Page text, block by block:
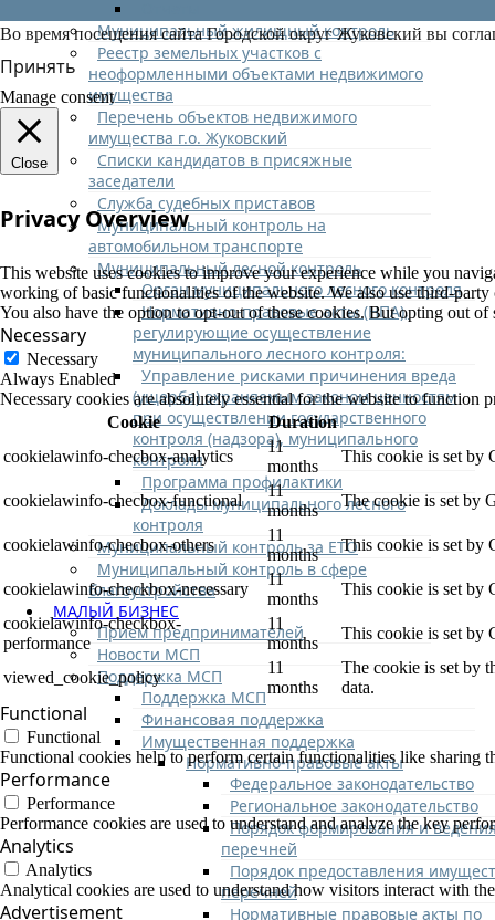
Муниципальный жилищный контроль
Реестр земельных участков с
неоформленными объектами недвижимого
имущества
Перечень объектов недвижимого
имущества г.о. Жуковский
Списки кандидатов в присяжные
заседатели
Служба судебных приставов
Муниципальный контроль на
автомобильном транспорте
Муниципальный лесной контроль
Орган муниципального лесного контроля
Нормативно-правовые акты (НПА),
регулирующие осуществление
муниципального лесного контроля:
Управление рисками причинения вреда
(ущерба) охраняемым законом ценностям
при осуществлении государственного
контроля (надзора), муниципального
контроля
Программа профилактики
Доклады муниципального лесного
контроля
Муниципальный контроль за ЕТО
Муниципальный контроль в сфере
благоустройства
МАЛЫЙ БИЗНЕС
Прием предпринимателей
Новости МСП
Поддержка МСП
Поддержка МСП
Финансовая поддержка
Имущественная поддержка
Нормативно-правовые акты
Федеральное законодательство
Региональное законодательство
Порядок формирования и
перечней
Порядок предоставления
перечней
Нормативные правовые акты по
Во время посещения сайта Городской округ Жуковский вы
Принять
Manage consent
Close
Privacy Overview
This website uses cookies to improve your experience while you
working of basic functionalities of the website. We also use third-
You also have the option to opt-out of these cookies. But opting out
Necessary
Necessary
Always Enabled
Necessary cookies are absolutely essential for the website to function
Cookie
Duration
cookielawinfo-checbox-analytics
11
months
This cookie is set by
cookielawinfo-checbox-functional
11
months
The cookie is set by
cookielawinfo-checbox-others
11
months
This cookie is set by
cookielawinfo-checkbox-necessary
11
months
This cookie is set by
cookielawinfo-checkbox-
performance
11
months
This cookie is set by
viewed_cookie_policy
11
months
The cookie is set by
data.
Functional
Functional
Functional cookies help to perform certain functionalities like sharing
Performance
Performance
Performance cookies are used to understand and analyze the key
Analytics
Analytics
Analytical cookies are used to understand how visitors interact with
Advertisement